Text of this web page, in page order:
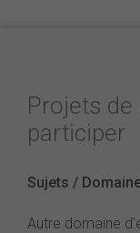
Projets de
participer
Sujets /
Autre domaine